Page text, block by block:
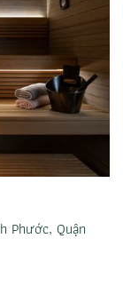
Phước, Quận